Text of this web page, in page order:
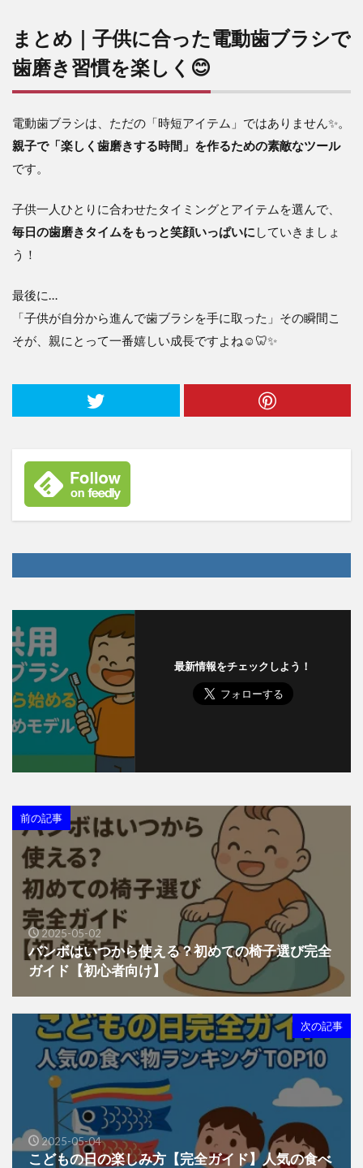
まとめ｜子供に合った電動歯ブラシで
歯磨き習慣を楽しく😊
電動歯ブラシは、ただの「時短アイテム」ではありません✨。
親子で「楽しく歯磨きする時間」を作るための素敵なツール
です。
子供一人ひとりに合わせたタイミングとアイテムを選んで、
毎日の歯磨きタイムをもっと笑顔いっぱいに していきましょ
う！
最後に…
「子供が自分から進んで歯ブラシを手に取った」その瞬間こ
そが、親にとって一番嬉しい成長ですよね☺️🦷✨
最新情報をチェックしよう！
前の記事
2025-05-02
バンボはいつから使える？初めての椅子選び完全
ガイド【初心者向け】
次の記事
2025-05-04
こどもの日の楽しみ方【完全ガイド】人気の食べ